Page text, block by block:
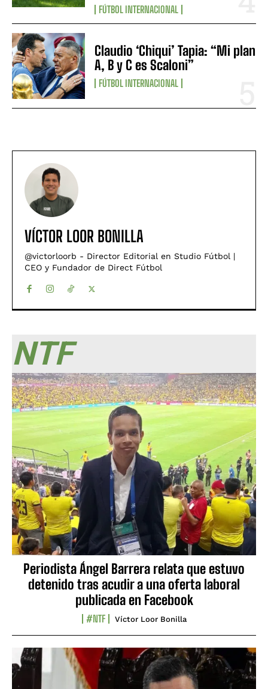
FÚTBOL INTERNACIONAL
Claudio ‘Chiqui’ Tapia: “Mi plan
A, B y C es Scaloni”
FÚTBOL INTERNACIONAL
VÍCTOR LOOR BONILLA
@victorloorb - Director Editorial en Studio Fútbol |
CEO y Fundador de Direct Fútbol
NTF
Periodista Ángel Barrera relata que estuvo
detenido tras acudir a una oferta laboral
publicada en Facebook
#NTF Víctor Loor Bonilla